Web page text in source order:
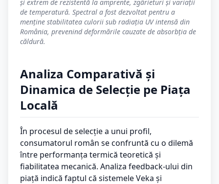
și extrem de rezistentă la amprente, zgârieturi și variații
de temperatură. Spectral a fost dezvoltat pentru a
menține stabilitatea culorii sub radiația UV intensă din
România, prevenind deformările cauzate de absorbția de
căldură.
Analiza Comparativă și
Dinamica de Selecție pe Piața
Locală
În procesul de selecție a unui profil,
consumatorul român se confruntă cu o dilemă
între performanța termică teoretică și
fiabilitatea mecanică. Analiza feedback-ului din
piață indică faptul că sistemele Veka și